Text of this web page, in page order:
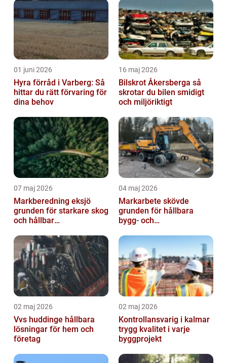
01 juni 2026
Hyra förråd i Varberg: Så
hittar du rätt förvaring för
dina behov
16 maj 2026
Bilskrot Åkersberga så
skrotar du bilen smidigt
och miljöriktigt
07 maj 2026
Markberedning eksjö
grunden för starkare skog
och hållbar
04 maj 2026
Markarbete skövde
grunden för hållbara
bygg- och
02 maj 2026
Vvs huddinge hållbara
lösningar för hem och
företag
02 maj 2026
Kontrollansvarig i kalmar
trygg kvalitet i varje
byggprojekt